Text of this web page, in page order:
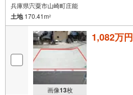
「自分らしい家」と「安心できる将来」
どちらもフロンティアで叶えませんか？
当日の現地見学・FP相談も受付中です
兵庫県宍粟市山崎町庄能
土地170.41m2
画像13枚
1,082万円